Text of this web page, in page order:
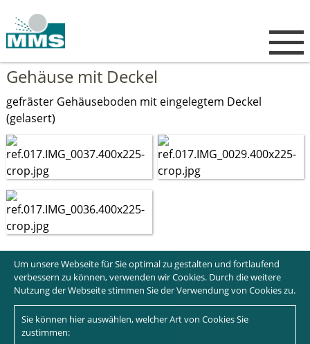
Gehäuse mit Deckel
gefräster Gehäuseboden mit eingelegtem Deckel
(gelasert)
Um unsere Webseite für Sie optimal zu gestalten und fortlaufend
verbessern zu können, verwenden wir Cookies. Durch die weitere
Nutzung der Webseite stimmen Sie der Verwendung von Cookies zu.
Sie können hier auswählen, welcher Art von Cookies Sie
zustimmen: